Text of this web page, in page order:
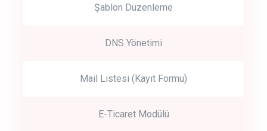
Şablon Düzenleme
DNS Yönetimi
Mail Listesi (Kayıt Formu)
E-Ticaret Modülü